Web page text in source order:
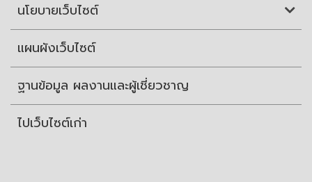
นโยบายเว็บไซต์
แผนผังเว็บไซต์
ฐานข้อมูล ผลงานและผู้เชี่ยวชาญ
ไปเว็บไซต์เก่า